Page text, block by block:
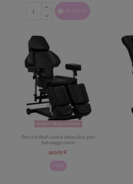
Acquista
Non disponibile
Pro Ink 601A sedia idraulica per
tatuaggi nero
943,05 €
View